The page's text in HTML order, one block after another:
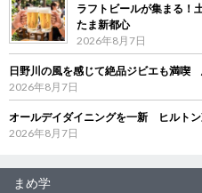
ラフトビールが集まる！
たま新都心
2026年8月7日
日野川の風を感じて絶品ジビエも満喫
2026年8月7日
オールデイダイニングを一新 ヒルト
2026年8月7日
まめ学